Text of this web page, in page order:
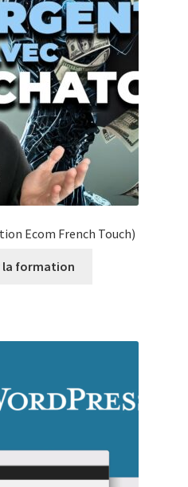
Ecom French Touch)
la formation